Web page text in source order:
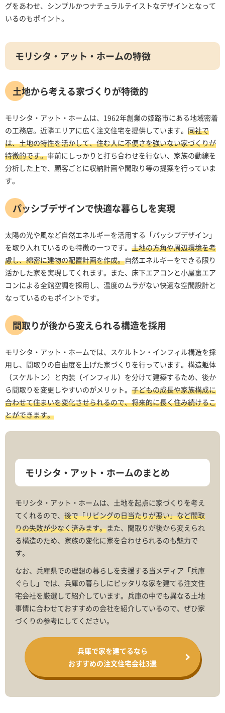
グをあわせ、シンプルかつナチュラルテイストなデザインとなって
いるのもポイント。
モリシタ・アット・ホームの特徴
土地から考える家づくりが特徴的
モリシタ・アット・ホームは、1962年創業の姫路市にある地域密着
の工務店。近隣エリアに広く注文住宅を提供しています。 同社で
は、土地の特性を活かして、住む人に不便さを強いない家づくりが
特徴的です。事前にしっかりと打ち合わせを行ない、家族の動線を
分析した上で、顧客ごとに収納計画や間取り等の提案を行っていま
す。
パッシブデザインで快適な暮らしを実現
太陽の光や風など自然エネルギーを活用する「パッシブデザイン」
を取り入れているのも特徴の一つです。 土地の方角や周辺環境を考
慮し、綿密に建物の配置計画を作成。自然エネルギーをできる限り
活かした家を実現してくれます。また、床下エアコンと小屋裏エア
コンによる全館空調を採用し、温度のムラがない快適な空間設計と
なっているのもポイントです。
間取りが後から変えられる構造を採用
モリシタ・アット・ホームでは、スケルトン・インフィル構造を採
用し、間取りの自由度を上げた家づくりを行っています。構造躯体
（スケルトン）と内装（インフィル）を分けて建築するため、後か
ら間取りを変更しやすいのがメリット。 子どもの成長や家族構成に
合わせて住まいを変化させられるので、将来的に長く住み続けるこ
とができます。
モリシタ・アット・ホームのまとめ
モリシタ・アット・ホームは、土地を起点に家づくりを考え
てくれるので、 後で「リビングの日当たりが悪い」など間取
りの失敗が少なく済みます。また、間取りが後から変えられ
る構造のため、家族の変化に家を合わせられるのも魅力で
す。
なお、兵庫県での理想の暮らしを支援する当メディア「兵庫
ぐらし」では、兵庫の暮らしにピッタリな家を建てる注文住
宅会社を厳選して紹介しています。兵庫の中でも異なる土地
事情に合わせておすすめの会社を紹介しているので、ぜひ家
づくりの参考にしてください。
兵庫で家を建てるなら
おすすめの注文住宅会社3選